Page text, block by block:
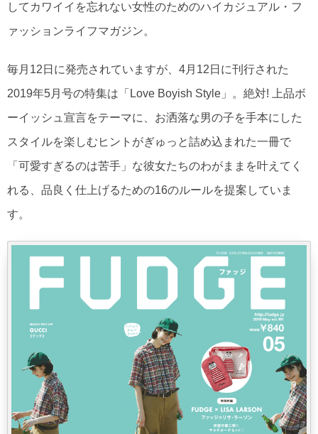
してカワイイを忘れない女性のためのハイカジュアル・フ
ァッションライフマガジン。
毎月12日に発売されていますが、4月12日に刊行された
2019年5月号の特集は「Love Boyish Style」。絶対! 上品ボ
ーイッシュ宣言をテーマに、お洒落な男の子を手本にした
スタイルを楽しむヒントがぎゅっと詰め込まれた一冊で
「可愛すぎるのは苦手」な彼女たちのわがままを叶えてく
れる、品良く仕上げるための16のルールを提案していま
す。